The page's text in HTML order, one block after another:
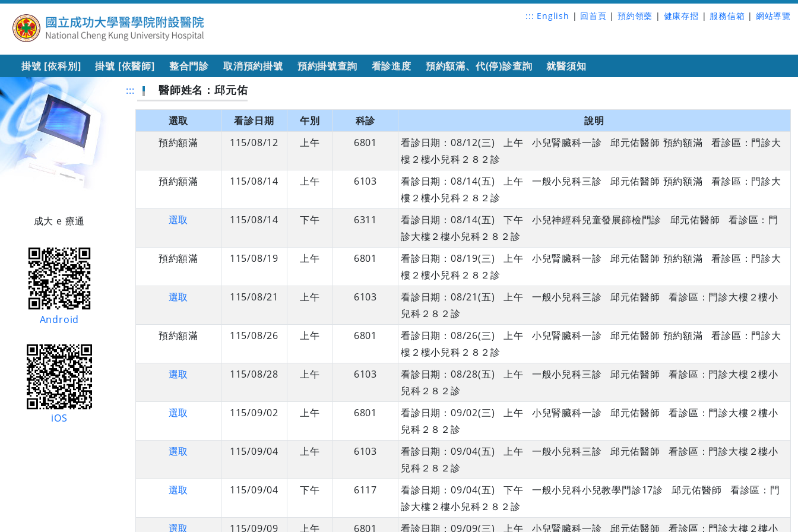
::: English | 回首頁 | 預約領藥 | 健康存摺 | 服務信箱 | 網站導覽
掛號 [依科別] 掛號 [依醫師] 整合門診 取消預約掛號 預約掛號查詢 看診進度 預約額滿、代(停)診查詢 就醫須知
成大 e 療通
Android
iOS
::: 醫師姓名：邱元佑
選取 看診日期 午別 科診
說明
預約額滿
115/08/12 上午 6801
看診日期：08/12(三) 上午 小兒腎臟科一診 邱元佑醫師 預約額滿 看診區：門診大
樓２樓小兒科２８２診
預約額滿
115/08/14 上午 6103
看診日期：08/14(五) 上午 一般小兒科三診 邱元佑醫師 預約額滿 看診區：門診大
樓２樓小兒科２８２診
選取
115/08/14 下午 6311
看診日期：08/14(五) 下午 小兒神經科兒童發展篩檢門診 邱元佑醫師 看診區：門
診大樓２樓小兒科２８２診
預約額滿
115/08/19 上午 6801
看診日期：08/19(三) 上午 小兒腎臟科一診 邱元佑醫師 預約額滿 看診區：門診大
樓２樓小兒科２８２診
選取
115/08/21 上午 6103
看診日期：08/21(五) 上午 一般小兒科三診 邱元佑醫師 看診區：門診大樓２樓小
兒科２８２診
預約額滿
115/08/26 上午 6801
看診日期：08/26(三) 上午 小兒腎臟科一診 邱元佑醫師 預約額滿 看診區：門診大
樓２樓小兒科２８２診
選取
115/08/28 上午 6103
看診日期：08/28(五) 上午 一般小兒科三診 邱元佑醫師 看診區：門診大樓２樓小
兒科２８２診
選取
115/09/02 上午 6801
看診日期：09/02(三) 上午 小兒腎臟科一診 邱元佑醫師 看診區：門診大樓２樓小
兒科２８２診
選取
115/09/04 上午 6103
看診日期：09/04(五) 上午 一般小兒科三診 邱元佑醫師 看診區：門診大樓２樓小
兒科２８２診
選取
115/09/04 下午 6117
看診日期：09/04(五) 下午 一般小兒科小兒教學門診17診 邱元佑醫師 看診區：門
診大樓２樓小兒科２８２診
選取
115/09/09 上午 6801 看診日期：09/09(三) 上午 小兒腎臟科一診 邱元佑醫師 看診區：門診大樓２樓小